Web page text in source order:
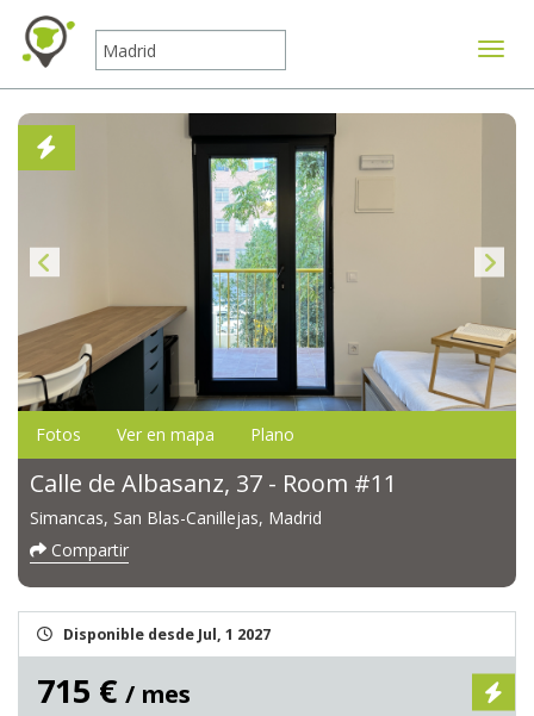
Fotos Ver en mapa Plano
Calle de Albasanz, 37 - Room #11
Simancas, San Blas-Canillejas, Madrid
Compartir
Disponible desde Jul, 1 2027
715 € / mes